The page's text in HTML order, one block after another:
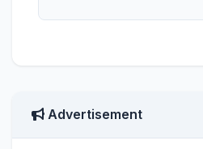
Advertisement